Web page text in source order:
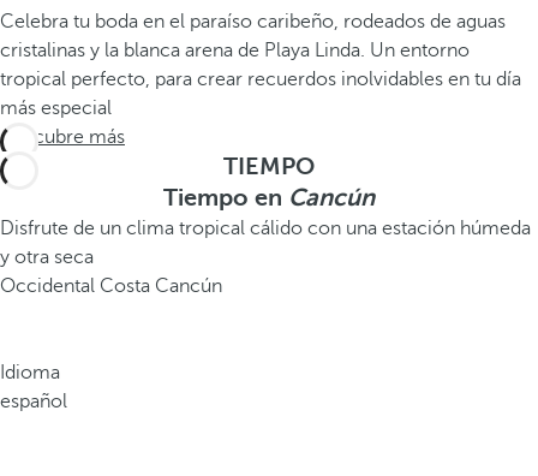
Celebra tu boda en el paraíso caribeño, rodeados de aguas
cristalinas y la blanca arena de Playa Linda. Un entorno
tropical perfecto, para crear recuerdos inolvidables en tu día
más especial
Descubre más
TIEMPO
Tiempo en Cancún
Disfrute de un clima tropical cálido con una estación húmeda
y otra seca
Occidental Costa Cancún
Idioma
español